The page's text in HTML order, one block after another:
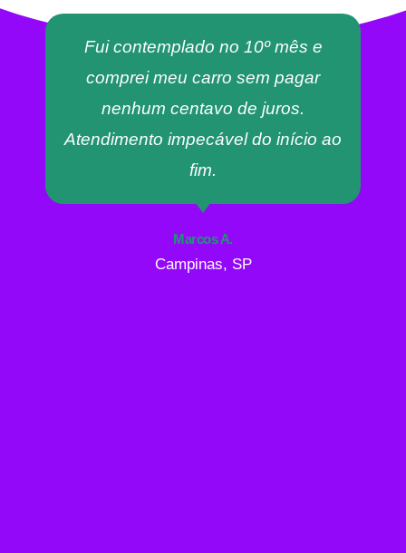
Fui contemplado no 10º mês e
comprei meu carro sem pagar
nenhum centavo de juros.
Atendimento impecável do início ao
fim.
Marcos A.
Campinas, SP